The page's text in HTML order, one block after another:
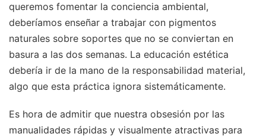
queremos fomentar la conciencia ambiental,
deberíamos enseñar a trabajar con pigmentos
naturales sobre soportes que no se conviertan en
basura a las dos semanas. La educación estética
debería ir de la mano de la responsabilidad material,
algo que esta práctica ignora sistemáticamente.
Es hora de admitir que nuestra obsesión por las
manualidades rápidas y visualmente atractivas para